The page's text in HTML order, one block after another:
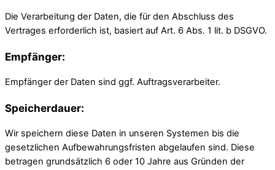
Die Verarbeitung der Daten, die für den Abschluss des
Vertrages erforderlich ist, basiert auf Art. 6 Abs. 1 lit. b DSGVO.
Empfänger:
Empfänger der Daten sind ggf. Auftragsverarbeiter.
Speicherdauer:
Wir speichern diese Daten in unseren Systemen bis die
gesetzlichen Aufbewahrungsfristen abgelaufen sind. Diese
betragen grundsätzlich 6 oder 10 Jahre aus Gründen der